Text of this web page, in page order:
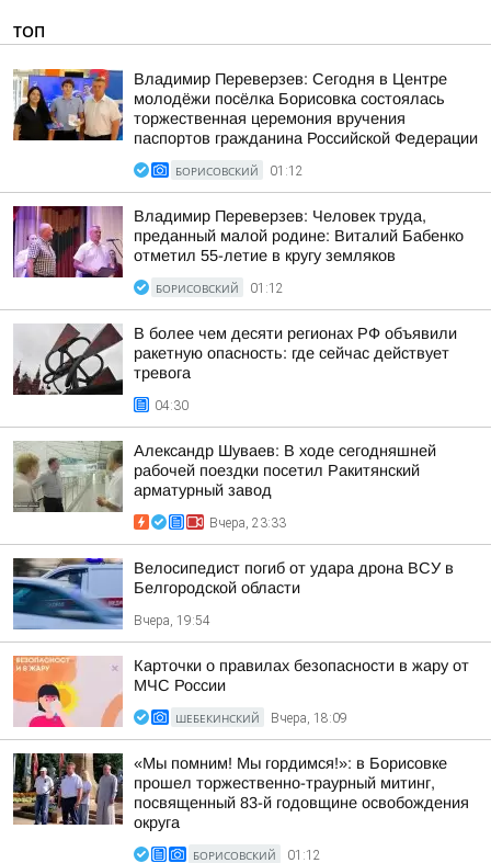
ТОП
Владимир Переверзев: Сегодня в Центре
молодёжи посёлка Борисовка состоялась
торжественная церемония вручения
паспортов гражданина Российской Федерации
БОРИСОВСКИЙ 01:12
Владимир Переверзев: Человек труда,
преданный малой родине: Виталий Бабенко
отметил 55-летие в кругу земляков
БОРИСОВСКИЙ 01:12
В более чем десяти регионах РФ объявили
ракетную опасность: где сейчас действует
тревога
04:30
Александр Шуваев: В ходе сегодняшней
рабочей поездки посетил Ракитянский
арматурный завод
Вчера, 23:33
Велосипедист погиб от удара дрона ВСУ в
Белгородской области
Вчера, 19:54
Карточки о правилах безопасности в жару от
МЧС России
ШЕБЕКИНСКИЙ Вчера, 18:09
«Мы помним! Мы гордимся!»: в Борисовке
прошел торжественно-траурный митинг,
посвященный 83-й годовщине освобождения
округа
БОРИСОВСКИЙ 01:12